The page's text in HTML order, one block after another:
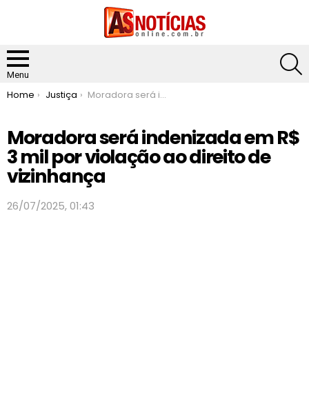
Menu
You are here:
Home Justiça Moradora será indenizada em R$ 3 mil por violação ao direito de vizinhança
Moradora será indenizada em R$
3 mil por violação ao direito de
vizinhança
26/07/2025, 01:43